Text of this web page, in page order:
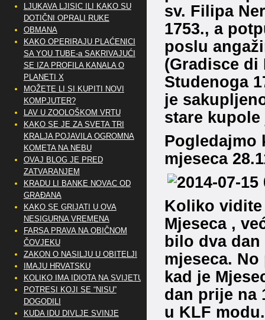
sv. Filipa
1753., a
poslu
(Gradisce di
Studenoga
je
stare
Pogledajmo
mjeseca
Koliko
Mjeseca ,
bilo dva dan
mjeseca.
kad je
dan prije na
u KLF modu.
LJUKAVA LJISIC ILI KAKO SU
DOTIČNI OPRALI RUKE
OBMANA
KAKO OPERIRAJU PLAĆENICI
SA YOU TUBE-a SAKRIVAJUĆI
SE IZA PROFILA KANALA O
PLANETI X
MOŽETE LI SI KUPITI NOVI
KOMPJUTER?
LAV U ZOOLOŠKOM VRTU
KAKO SE JE ZA SVETA TRI
KRALJA POJAVILA OGROMNA
KOMETA NA NEBU
OVAJ BLOG JE PRED
ZATVARANJEM
KRADU LI BANKE NOVAC OD
GRAĐANA
KAKO SE GRIJATI U OVA
NESIGURNA VREMENA
FARSA PRAVA NA OBIČNOM
ČOVJEKU
ZAKON O NASILJU U OBITELJI
IMAJU HRVATSKU
KOLIKO IMA IDIOTA NA SVIJETU?
POTRESI KOJI SE “NISU”
DOGODILI
KUDA IDU DIVLJE SVINJE